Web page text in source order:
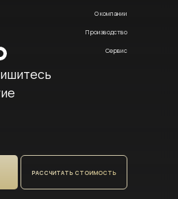
О компании
Производство
Сервис
РАССЧИТАТЬ СТОИМОСТЬ